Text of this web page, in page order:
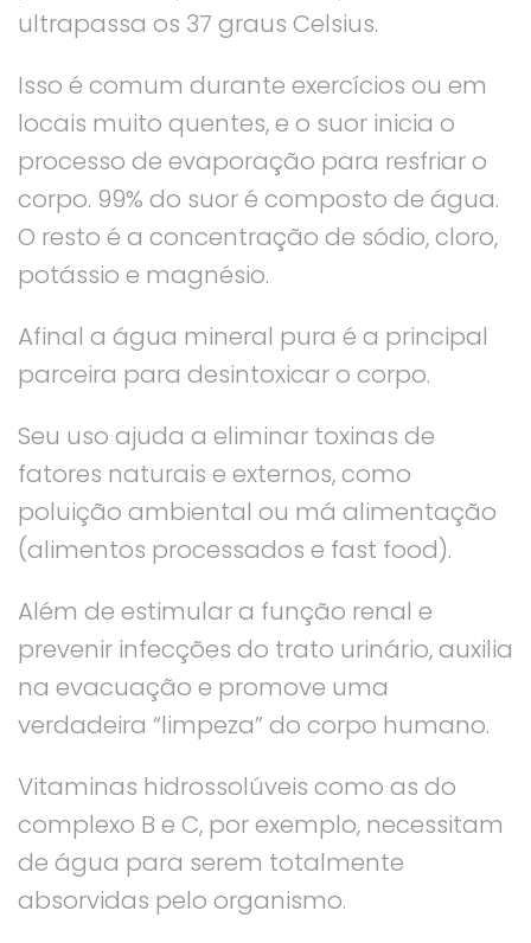
ultrapassa os 37 graus Celsius.
Isso é comum durante exercícios ou em
locais muito quentes, e o suor inicia o
processo de evaporação para resfriar o
corpo. 99% do suor é composto de água.
O resto é a concentração de sódio, cloro,
potássio e magnésio.
Afinal a água mineral pura é a principal
parceira para desintoxicar o corpo.
Seu uso ajuda a eliminar toxinas de
fatores naturais e externos, como
poluição ambiental ou má alimentação
(alimentos processados ​​e fast food).
Além de estimular a função renal e
prevenir infecções do trato urinário, auxilia
na evacuação e promove uma
verdadeira “limpeza” do corpo humano.
Vitaminas hidrossolúveis como as do
complexo B e C, por exemplo, necessitam
de água para serem totalmente
absorvidas pelo organismo.